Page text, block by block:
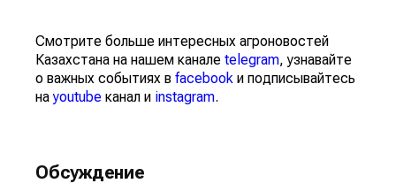
Смотрите больше интересных агроновостей
Казахстана на нашем канале telegram, узнавайте
о важных событиях в facebook и подписывайтесь
наyoutube канал и instagram.
Обсуждение